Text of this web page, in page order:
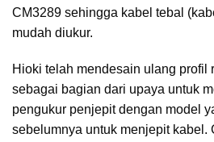
CM3289 sehingga kabel tebal
mudah diukur.
Hioki telah mendesain ulang profil
sebagai bagian dari upaya untuk
pengukur penjepit dengan model
sebelumnya untuk menjepit kabel.